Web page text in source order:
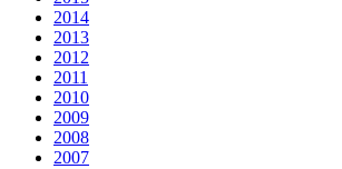
2014
2013
2012
2011
2010
2009
2008
2007